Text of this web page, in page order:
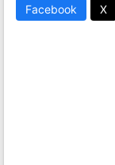
Facebook X